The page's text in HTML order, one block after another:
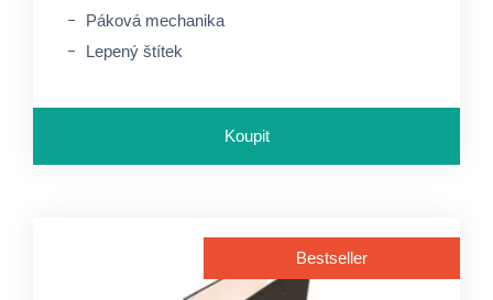
Páková mechanika
Lepený štítek
Koupit
Bestseller